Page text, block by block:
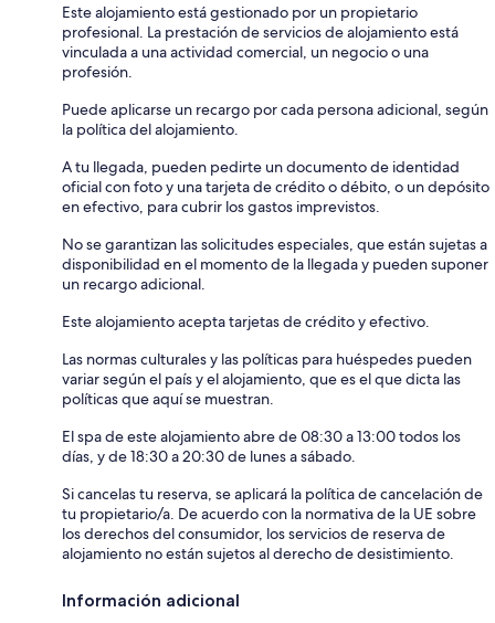
Este alojamiento está gestionado por un propietario
profesional. La prestación de servicios de alojamiento está
vinculada a una actividad comercial, un negocio o una
profesión.
Puede aplicarse un recargo por cada persona adicional, según
la política del alojamiento.
A tu llegada, pueden pedirte un documento de identidad
oficial con foto y una tarjeta de crédito o débito, o un depósito
en efectivo, para cubrir los gastos imprevistos.
No se garantizan las solicitudes especiales, que están sujetas a
disponibilidad en el momento de la llegada y pueden suponer
un recargo adicional.
Este alojamiento acepta tarjetas de crédito y efectivo.
Las normas culturales y las políticas para huéspedes pueden
variar según el país y el alojamiento, que es el que dicta las
políticas que aquí se muestran.
El spa de este alojamiento abre de 08:30 a 13:00 todos los
días, y de 18:30 a 20:30 de lunes a sábado.
Si cancelas tu reserva, se aplicará la política de cancelación de
tu propietario/a. De acuerdo con la normativa de la UE sobre
los derechos del consumidor, los servicios de reserva de
alojamiento no están sujetos al derecho de desistimiento.
Información adicional